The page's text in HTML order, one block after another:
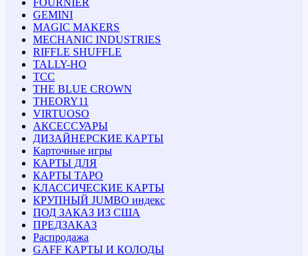
GEMINI
MAGIC MAKERS
MECHANIC INDUSTRIES
RIFFLE SHUFFLE
TALLY-HO
TCC
THE BLUE CROWN
THEORY11
VIRTUOSO
АКСЕССУАРЫ
ДИЗАЙНЕРСКИЕ КАРТЫ
Карточные игры
КАРТЫ ДЛЯ
КАРТЫ ТАРО
КЛАССИЧЕСКИЕ КАРТЫ
КРУПНЫЙ JUMBO индекс
ПОД ЗАКАЗ ИЗ США
ПРЕДЗАКАЗ
Распродажа
GAFF КАРТЫ И КОЛОДЫ